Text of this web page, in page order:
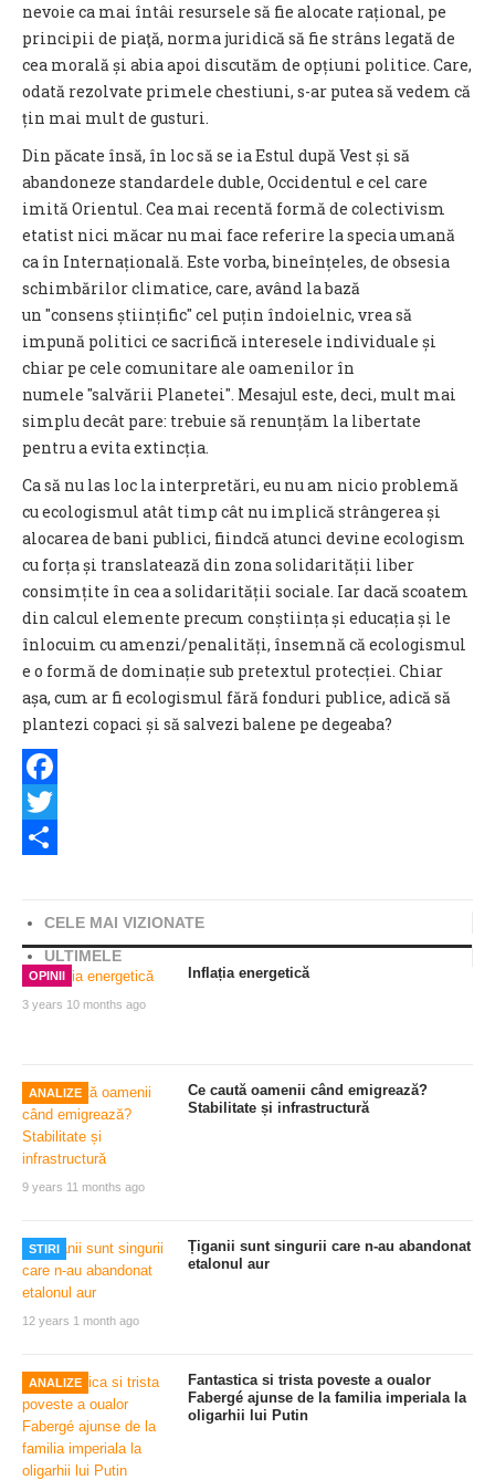
nevoie ca mai întâi resursele să fie alocate rațional, pe
principii de piaţă, norma juridică să fie strâns legată de
cea morală și abia apoi discutăm de opțiuni politice. Care,
odată rezolvate primele chestiuni, s-ar putea să vedem că
țin mai mult de gusturi.
Din păcate însă, în loc să se ia Estul după Vest și să
abandoneze standardele duble, Occidentul e cel care
imită Orientul. Cea mai recentă formă de colectivism
etatist nici măcar nu mai face referire la specia umană
ca în Internațională. Este vorba, bineînțeles, de obsesia
schimbărilor climatice, care, având la bază
un "consens științific" cel puțin îndoielnic, vrea să
impună politici ce sacrifică interesele individuale și
chiar pe cele comunitare ale oamenilor în
numele "salvării Planetei". Mesajul este, deci, mult mai
simplu decât pare: trebuie să renunțăm la libertate
pentru a evita extincția.
Ca să nu las loc la interpretări, eu nu am nicio problemă
cu ecologismul atât timp cât nu implică strângerea și
alocarea de bani publici, fiindcă atunci devine ecologism
cu forța și translatează din zona solidarității liber
consimțite în cea a solidarității sociale. Iar dacă scoatem
din calcul elemente precum conștiința și educația și le
înlocuim cu amenzi/penalități, însemnă că ecologismul
e o formă de dominație sub pretextul protecției. Chiar
așa, cum ar fi ecologismul fără fonduri publice, adică să
plantezi copaci și să salvezi balene pe degeaba?
Facebook
Twitter
CELE MAI VIZIONATE
ULTIMELE
OPINII
3 years 10 months ago
Inflația energetică
ANALIZE
9 years 11 months ago
Ce caută oamenii când emigrează?
Stabilitate și infrastructură
STIRI
12 years 1 month ago
Țiganii sunt singurii care n-au abandonat
etalonul aur
ANALIZE
Fantastica si trista poveste a oualor
Fabergé ajunse de la familia imperiala la
oligarhii lui Putin